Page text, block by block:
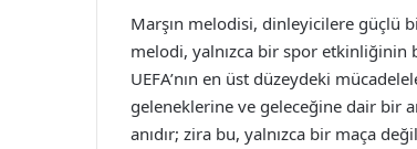
Marşın melodisi, dinleyicilere güçlü
melodi, yalnızca bir spor etkinliğinin
UEFA’nın en üst düzeydeki
geleneklerine ve geleceğine dair bir
anıdır; zira bu, yalnızca bir maça